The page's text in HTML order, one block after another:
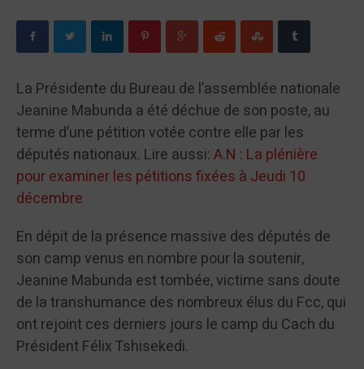
La Présidente du Bureau de l’assemblée nationale
Jeanine Mabunda a été déchue de son poste, au
terme d’une pétition votée contre elle par les
députés nationaux. Lire aussi: A.N : La plénière
pour examiner les pétitions fixées à Jeudi 10
décembre
En dépit de la présence massive des députés de
son camp venus en nombre pour la soutenir,
Jeanine Mabunda est tombée, victime sans doute
de la transhumance des nombreux élus du Fcc, qui
ont rejoint ces derniers jours le camp du Cach du
Président Félix Tshisekedi.